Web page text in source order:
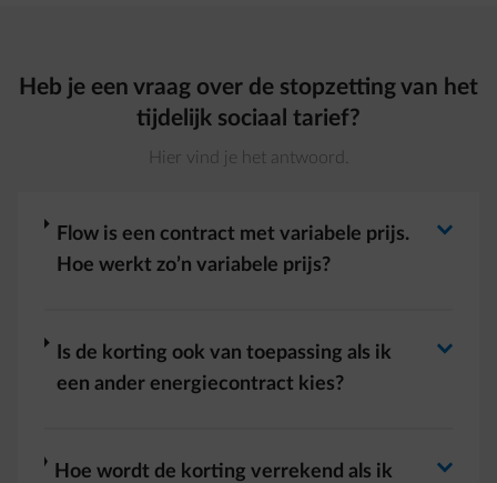
Heb je een vraag over de stopzetting van het
tijdelijk sociaal tarief?
Hier vind je het antwoord.
Flow is een contract met variabele prijs.
Hoe werkt zo’n variabele prijs? ​
arrow-right
Is de korting ook van toepassing als ik
een ander energiecontract kies? ​
arrow-right
Hoe wordt de korting verrekend als ik
arrow-right